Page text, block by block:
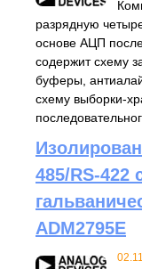
разрядную
основе АЦП
содержит схему
буферы,
схему выборки-
485/RS-422
ADM2795E